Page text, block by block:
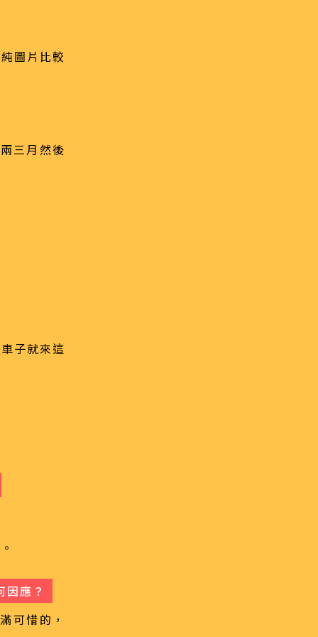
圖片比較
三月然後
子就來這
應？
可惜的，